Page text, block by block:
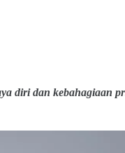
diri dan kebahagiaan